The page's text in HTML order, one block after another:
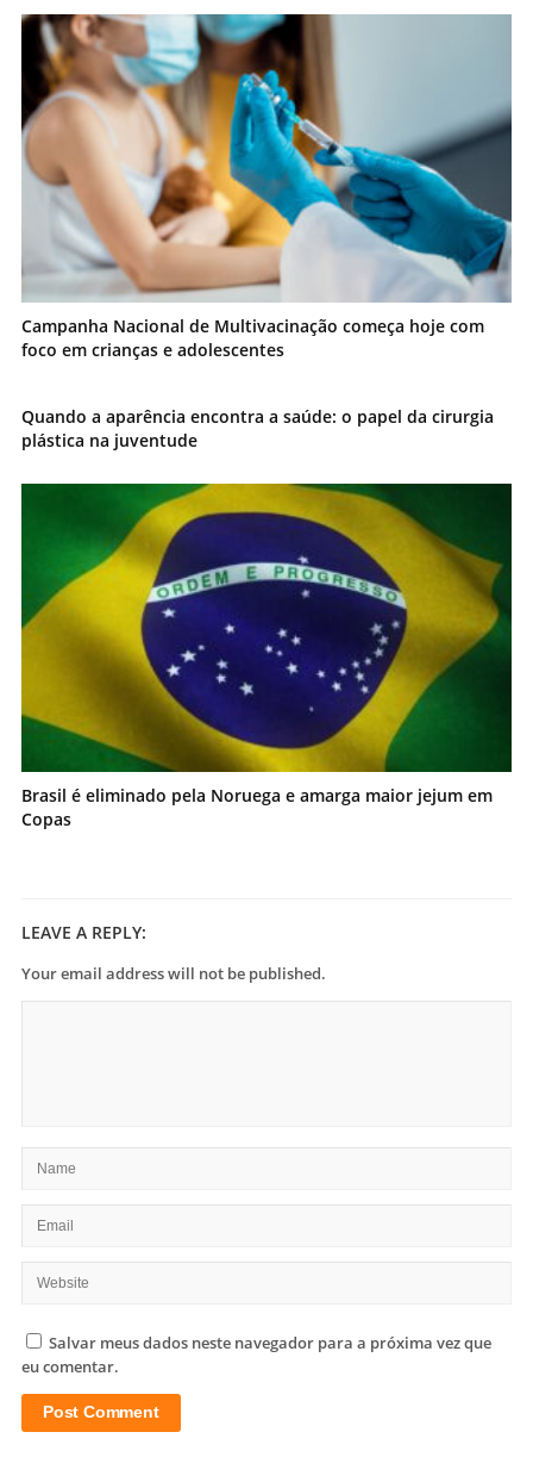
Campanha Nacional de Multivacinação começa hoje com
foco em crianças e adolescentes
Quando a aparência encontra a saúde: o papel da cirurgia
plástica na juventude
Brasil é eliminado pela Noruega e amarga maior jejum em
Copas
LEAVE A REPLY:
Your email address will not be published.
Salvar meus dados neste navegador para a próxima vez que
eu comentar.